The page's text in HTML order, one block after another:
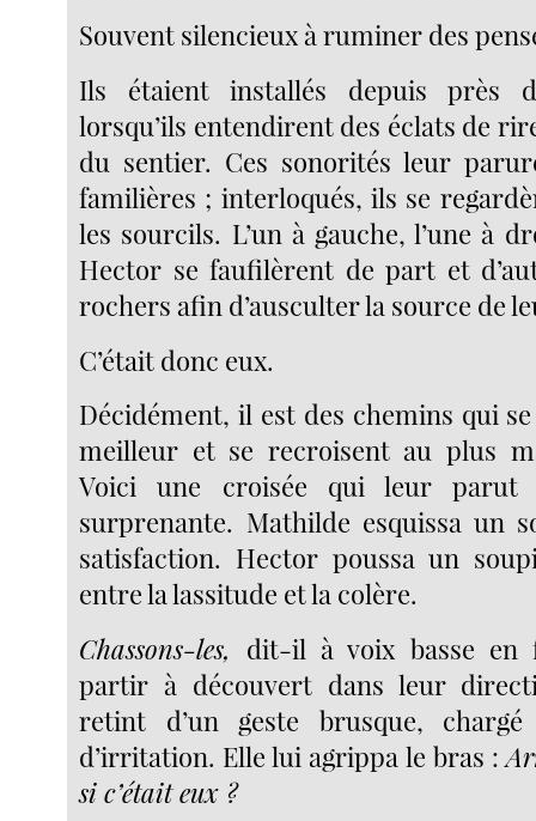
Souvent silencieux à ruminer des
Ils étaient installés depuis près
lorsqu’ils entendirent des éclats de
du sentier. Ces sonorités leur
familières ; interloqués, ils se
les sourcils. L’un à gauche, l’une à
Hector se faufilèrent de part et
rochers afin d’ausculter la source de
C’était donc eux.
Décidément, il est des chemins qui
meilleur et se recroisent au plus
Voici une croisée qui leur
surprenante. Mathilde esquissa un
satisfaction. Hector poussa un
entre la lassitude et la colère.
Chassons-les, dit-il à voix basse en
partir à découvert dans leur
retint d’un geste brusque,
d’irritation. Elle lui agrippa le bras :
si c’était eux ?